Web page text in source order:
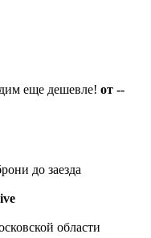
еще дешевле! от --
до заезда
области